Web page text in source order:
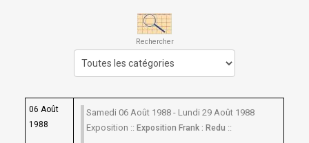
Rechercher
06 Août
1988
Samedi 06 Août 1988 - Lundi 29 Août 1988
Exposition :: Exposition Frank : Redu ::